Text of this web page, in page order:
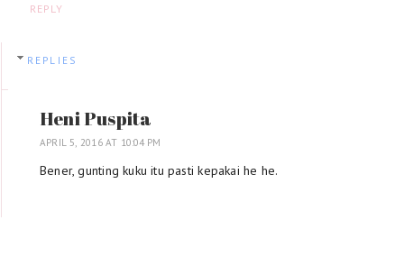
REPLY
REPLIES
Heni Puspita
APRIL 5, 2016 AT 10:04 PM
Bener, gunting kuku itu pasti kepakai he he.